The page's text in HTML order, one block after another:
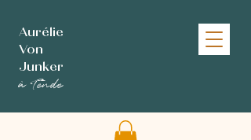
Aurélie
Von
Junker
à Tende